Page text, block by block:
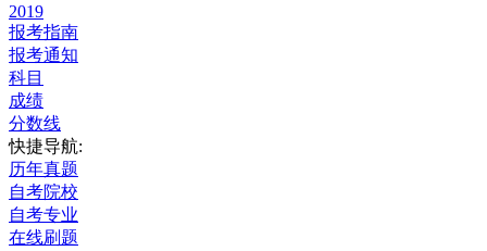
2019
报考指南
报考通知
科目
成绩
分数线
快捷导航:
历年真题
自考院校
自考专业
在线刷题